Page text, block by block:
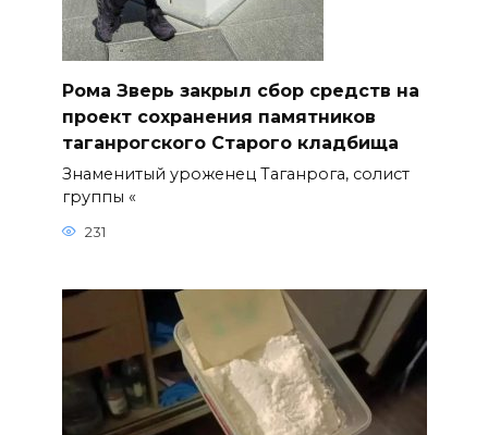
Рома Зверь закрыл сбор средств на
проект сохранения памятников
таганрогского Старого кладбища
Знаменитый уроженец Таганрога, солист
группы «
231